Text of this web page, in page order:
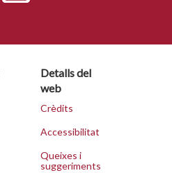
Detalls del
web
Crèdits
Accessibilitat
Queixes i
suggeriments